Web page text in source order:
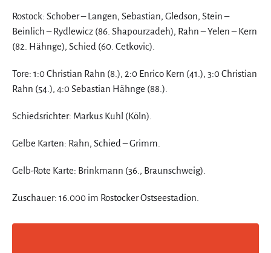
Rostock: Schober – Langen, Sebastian, Gledson, Stein –
Beinlich – Rydlewicz (86. Shapourzadeh), Rahn – Yelen – Kern
(82. Hähnge), Schied (60. Cetkovic).
Tore: 1:0 Christian Rahn (8.), 2:0 Enrico Kern (41.), 3:0 Christian
Rahn (54.), 4:0 Sebastian Hähnge (88.).
Schiedsrichter: Markus Kuhl (Köln).
Gelbe Karten: Rahn, Schied – Grimm.
Gelb-Rote Karte: Brinkmann (36., Braunschweig).
Zuschauer: 16.000 im Rostocker Ostseestadion.